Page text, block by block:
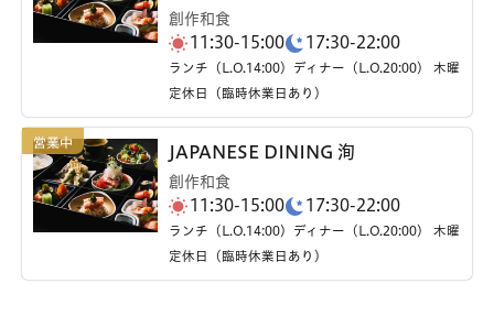
創作和食
11:30-15:00 17:30-22:00
ランチ（L.O.14:00）ディナー（L.O.20:00） 木曜
定休日（臨時休業日あり）
JAPANESE DINING 洵
創作和食
11:30-15:00 17:30-22:00
ランチ（L.O.14:00）ディナー（L.O.20:00） 木曜
定休日（臨時休業日あり）